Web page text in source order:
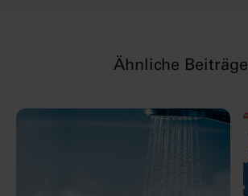
Ähnliche Beiträge